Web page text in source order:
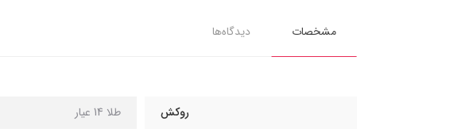
مشخصات دیدگاه‌ها
روکش طلا 14 عیار